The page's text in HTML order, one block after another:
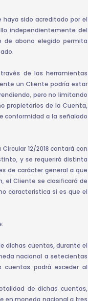
sido acreditado por el
independientemente del
de abono elegido permita
de las herramientas
un Cliente podría estar
pero no limitando
propietarios de la Cuenta,
conformidad a la señalado
12/2018 contará con
y se requerirá distinta
de carácter general a que
el Cliente se clasificará de
característica si es que el
dichas cuentas, durante el
nacional a setecientas
cuentas podrá exceder al
de dichas cuentas,
en moneda nacional a tres